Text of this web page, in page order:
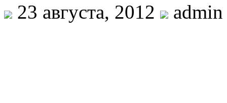
23 августа, 2012 admin